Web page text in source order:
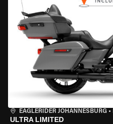
EAGLERIDER JOHANNESBURG •
ULTRA LIMITED